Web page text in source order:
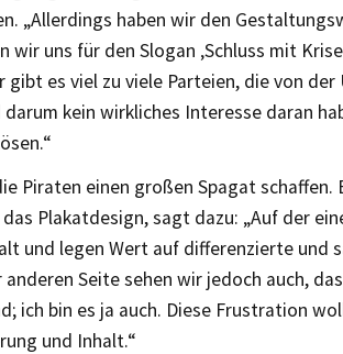
„Allerdings haben wir den
wir uns für den Slogan ‚Schluss mit
gibt es viel zu viele Parteien, die von
kein wirkliches Interesse daran
Piraten einen großen Spagat schaffen.
Plakatdesign, sagt dazu: „Auf der
und legen Wert auf differenzierte und
Seite sehen wir jedoch auch,
ich bin es ja auch. Diese Frustration
und Inhalt.“